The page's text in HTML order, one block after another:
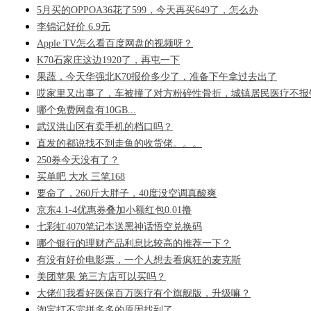
5月买的OPPOA36花了599，今天再买649了，怎么办
李锦记好价 6.9元
Apple TV怎么看百度网盘的视频呀？
K70石家庄这边1920了，再屯一下
果蔬，今天华强北K70报价多少了，准备下午拿过去出了
哎家里又出事了，车被撞了对方粉碎性骨折，城镇居民医疗不
哪个免费网盘有10GB...
武汉洪山区有卖手机的档口吗？
直发的都说找不到走鱼的收货佬。。。
250券今天没有了？
买单吧 大水 三笔168
要命了，260斤大胖子，40度没空调真酸爽
京东4.1-4优惠券叠加小额红包0.01撸
七彩虹4070笔记本送黑神话悟空兑换码
哪个银行的理财产品利息比较高的推荐一下？
有没有好价电影票，一个人想去看疯狂的麦克斯
美团苹果 第三方店可以买吗？
大佬们我看好医保百万医疗有个旗舰版，升级嘛？